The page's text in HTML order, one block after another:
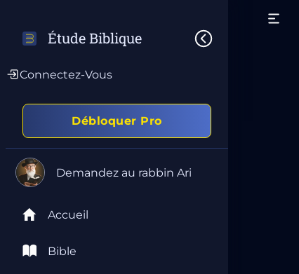
Étude Biblique
Connectez-Vous
Débloquer Pro
Demandez au rabbin Ari
Accueil
Bible